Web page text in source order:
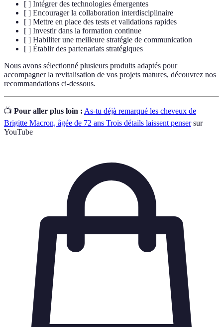
[ ] Intégrer des technologies émergentes
[ ] Encourager la collaboration interdisciplinaire
[ ] Mettre en place des tests et validations rapides
[ ] Investir dans la formation continue
[ ] Habiliter une meilleure stratégie de communication
[ ] Établir des partenariats stratégiques
Nous avons sélectionné plusieurs produits adaptés pour
accompagner la revitalisation de vos projets matures, découvrez nos
recommandations ci-dessous.
📺 Pour aller plus loin : As-tu déjà remarqué les cheveux de
Brigitte Macron, âgée de 72 ans Trois détails laissent pensersur
YouTube